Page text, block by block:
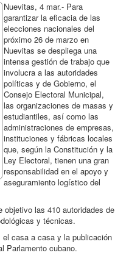
Nuevitas, 4 mar.- Para
garantizar la eficacia de las
elecciones nacionales del
próximo 26 de marzo en
Nuevitas se despliega una
intensa gestión de trabajo que
involucra a las autoridades
políticas y de Gobierno, el
Consejo Electoral Municipal,
las organizaciones de masas y
estudiantiles, así como las
administraciones de empresas,
instituciones y fábricas locales
que, según la Constitución y la
Ley Electoral, tienen una gran
responsabilidad en el apoyo y
aseguramiento logístico del
las 410 autoridades de
y técnicas.
casa a casa y la publicación
Parlamento cubano.